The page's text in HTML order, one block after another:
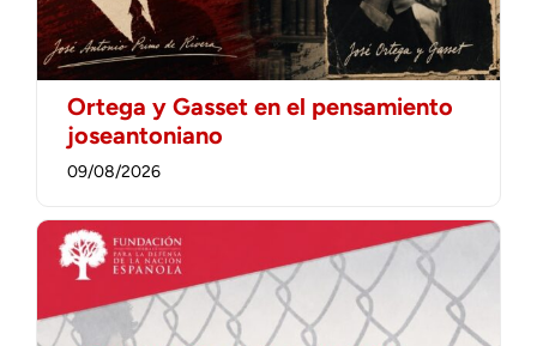
Ortega y Gasset en el pensamiento
joseantoniano
09/08/2026